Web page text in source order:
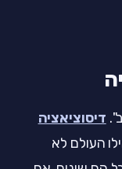
דיסוציאציה
העולם לא